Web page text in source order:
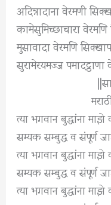
अदिन्नादाना वेरमणी
कामेसुमिच्छाचारा
मुसावादा वेरमणि
सुरामेरयमज्ज
मराठी
त्या भगवान बुद्धांना
सम्यक सम्बुद्ध व संपूर्ण
त्या भगवान बुद्धांना
सम्यक सम्बुद्ध व संपूर्ण
त्या भगवान बुद्धांना